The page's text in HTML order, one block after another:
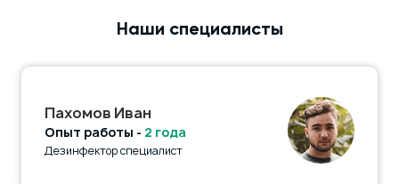
Наши специалисты
Пахомов Иван
Опыт работы - 2 года
Дезинфектор специалист